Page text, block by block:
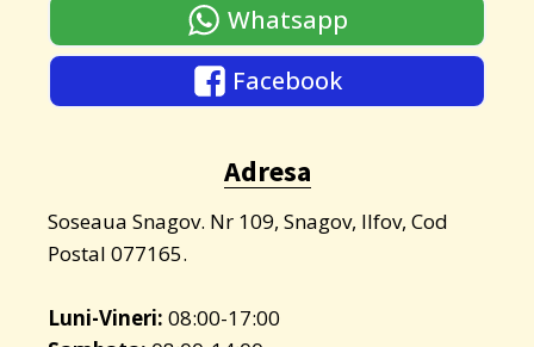
Whatsapp
Facebook
Adresa
Soseaua Snagov. Nr 109, Snagov, Ilfov, Cod
Postal 077165.
Luni-Vineri: 08:00-17:00